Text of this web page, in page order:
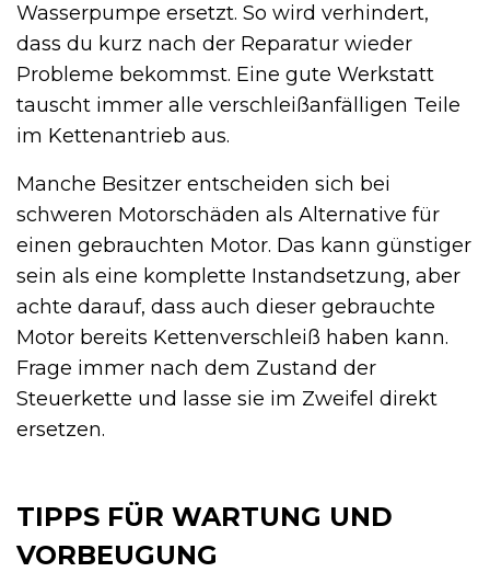
Wasserpumpe ersetzt. So wird verhindert,
dass du kurz nach der Reparatur wieder
Probleme bekommst. Eine gute Werkstatt
tauscht immer alle verschleißanfälligen Teile
im Kettenantrieb aus.
Manche Besitzer entscheiden sich bei
schweren Motorschäden als Alternative für
einen gebrauchten Motor. Das kann günstiger
sein als eine komplette Instandsetzung, aber
achte darauf, dass auch dieser gebrauchte
Motor bereits Kettenverschleiß haben kann.
Frage immer nach dem Zustand der
Steuerkette und lasse sie im Zweifel direkt
ersetzen.
TIPPS FÜR WARTUNG UND
VORBEUGUNG